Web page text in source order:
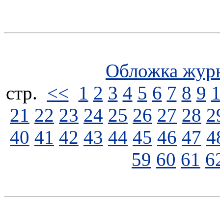
Обложка
стp. << 1 2 3 4 5 6 7 8 9
21 22 23 24 25 26 27 28
40 41 42 43 44 45 46 47
59 60 61